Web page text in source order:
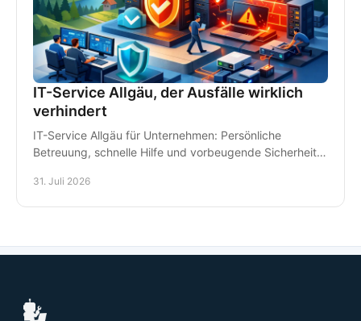
IT-Service Allgäu, der Ausfälle wirklich
verhindert
IT-Service Allgäu für Unternehmen: Persönliche
Betreuung, schnelle Hilfe und vorbeugende Sicherheit
31. Juli 2026